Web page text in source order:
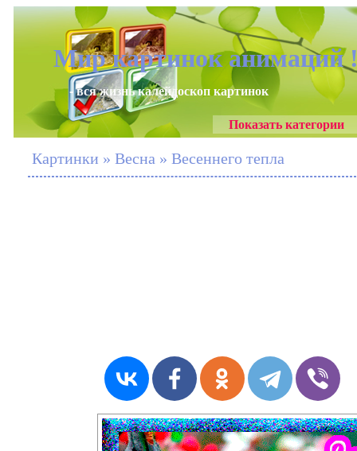
Мир картинок анимаций
- вся жизнь калейдоскоп картинок
Показать категории
Картинки » Весна » Весеннего тепла